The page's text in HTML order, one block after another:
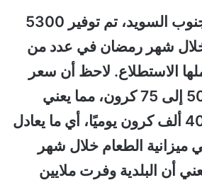
في مدينة مالمو، جنوب السويد، تم توفير 5300
خلال شهر رمضان في عدد من
الاستطلاع. لاحظ أن سعر
الوجبة يكلف بين 50 إلى 75 كرون، مما يعني
توفير ما يقارب 400 ألف كرون يوميًا، أي ما يعادل
ميزانية الطعام خلال شهر
أن البلدية وفرت ملايين